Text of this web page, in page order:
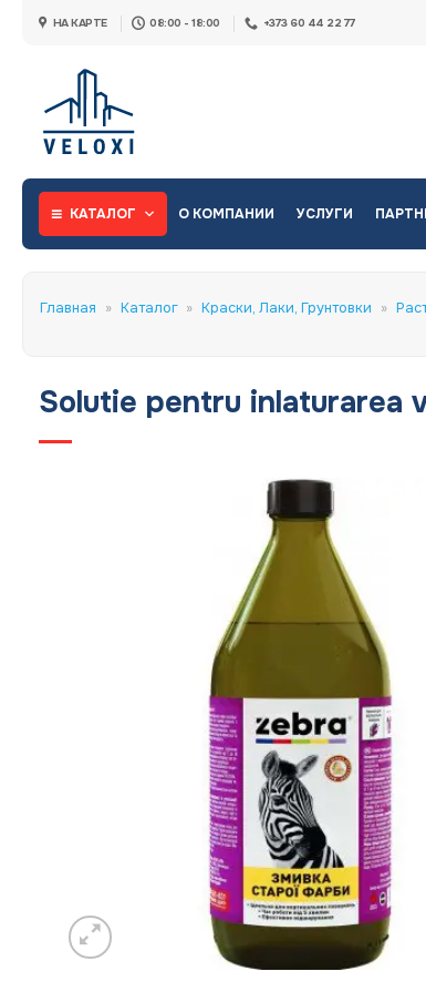
НА КАРТЕ 08:00 - 18:00 +373 60 44 22 77
КАТАЛОГ О КОМПАНИИ УСЛУГИ
Главная » Каталог » Краски, Лаки, Грунтовки »
Solutie pentru inlaturarea